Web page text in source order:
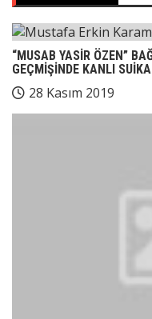
“MUSAB YASİR ÖZEN”
GEÇMİŞİNDE KANLI
28 Kasım 2019